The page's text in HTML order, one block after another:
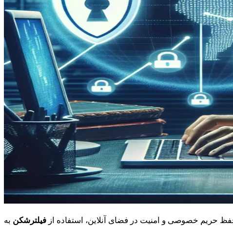
حفظ حریم خصوصی و امنیت در فضای آنلاین، استفاده از فیلترشکن به